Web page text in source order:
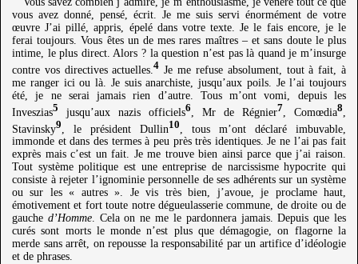
vous avez donné, pensé, écrit. Je me suis servi énormément de votre
œuvre J’ai pillé, appris, épelé dans votre texte. Je le fais encore, je le
ferai toujours. Vous êtes un de mes rares maîtres – et sans doute le plus
intime, le plus direct. Alors ? la question n’est pas là quand je m’insurge
contre vos directives actuelles.4 Je me refuse absolument, tout à fait, à
me ranger ici ou là. Je suis anarchiste, jusqu’aux poils. Je l’ai toujours
été, je ne serai jamais rien d’autre. Tous m’ont vomi, depuis les
Inveszias5 jusqu’aux nazis officiels6 , Mr de Régnier7 , Comœdia8
Stavinsky9 , le président Dullin10 , tous m’ont déclaré imbuvable,
immonde et dans des termes à peu près très identiques. Je ne l’ai pas fait
exprès mais c’est un fait. Je me trouve bien ainsi parce que j’ai raison.
Tout système politique est une entreprise de narcissisme hypocrite qui
consiste à rejeter l’ignominie personnelle de ses adhérents sur un système
ou sur les « autres ». Je vis très bien, j’avoue, je proclame haut,
émotivement et fort toute notre dégueulasserie commune, de droite ou de
gauche d’Homme. Cela on ne me le pardonnera jamais. Depuis que les
curés sont morts le monde n’est plus que démagogie, on flagorne la
merde sans arrêt, on repousse la responsabilité par un artifice d’idéologie
et de phrases.